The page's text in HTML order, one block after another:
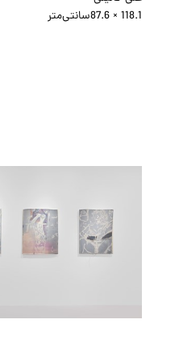
118.1 × 87.6
سانتی‌متر